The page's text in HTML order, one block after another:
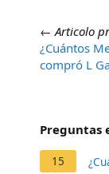
← Articolo
¿Cuántos
compró L
Preguntas
15